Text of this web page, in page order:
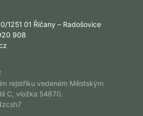
1251 01 Říčany – Radošovice
908
rejstříku vedeném Městským
C, vložka 54670.